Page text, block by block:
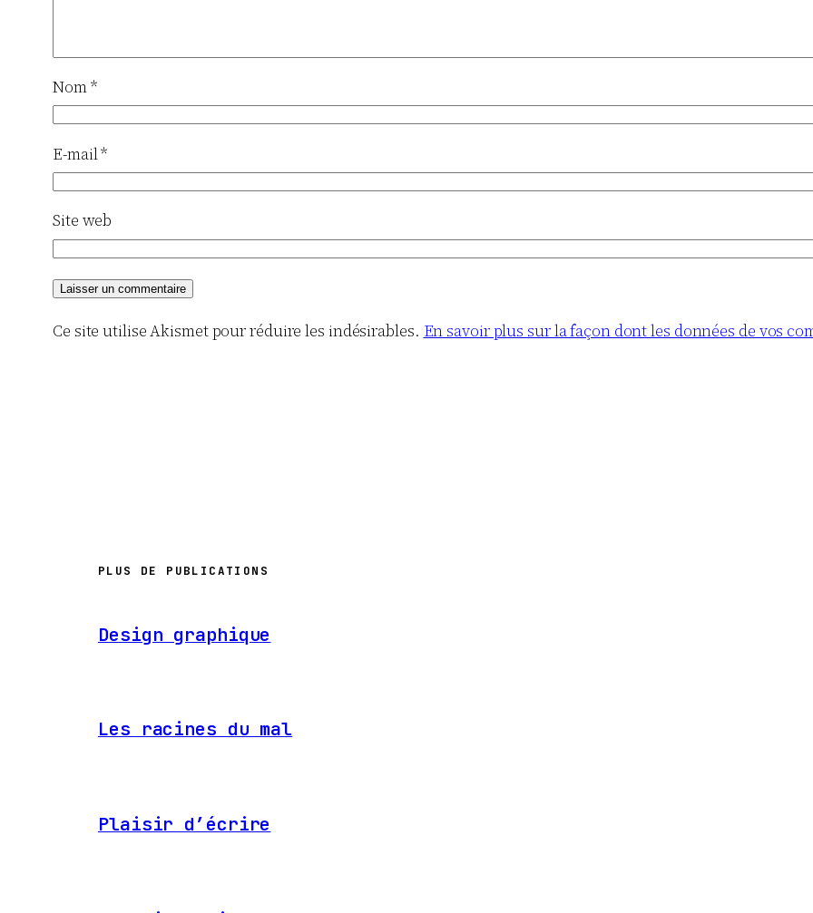
Nom*
E-mail*
Site web
Ce site utilise Akismet pour réduire les indésirables. En savoir plus sur la façon dont les données de vos
PLUS DE PUBLICATIONS
Design graphique
Les racines du mal
Plaisir d’écrire